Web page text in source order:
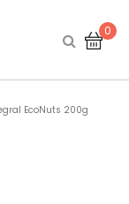
0
EcoNuts 200g